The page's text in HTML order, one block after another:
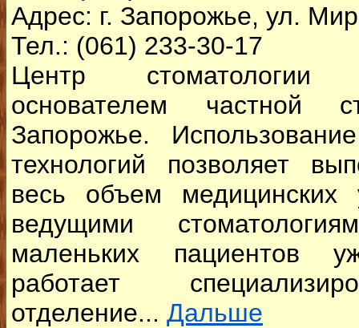
Адрес: г. Запорожье, ул.
Тел.: (061) 233-30-17
Центр
основателем частной
Запорожье.
технологий позволяет
весь объем медицинских
ведущими
маленьких пациентов
работает
отделение... Дальше